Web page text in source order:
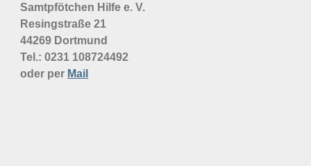
Samtpfötchen Hilfe e. V.
Resingstraße 21
44269 Dortmund
Tel.: 0231 108724492
oder per Mail